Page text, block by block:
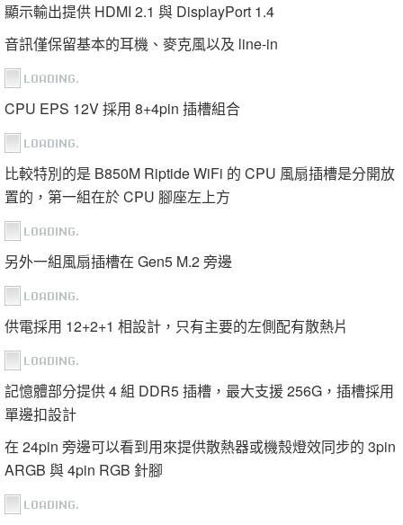
顯示輸出提供 HDMI 2.1 與 DisplayPort 1.4
音訊僅保留基本的耳機、麥克風以及 line-in
CPU EPS 12V 採用 8+4pin 插槽組合
比較特別的是 B850M Riptide WiFi 的 CPU 風扇插槽是分開放
置的，第一組在於 CPU 腳座左上方
另外一組風扇插槽在 Gen5 M.2 旁邊
供電採用 12+2+1 相設計，只有主要的左側配有散熱片
記憶體部分提供 4 組 DDR5 插槽，最大支援 256G，插槽採用
單邊扣設計
在 24pin 旁邊可以看到用來提供散熱器或機殼燈效同步的 3pin
ARGB 與 4pin RGB 針腳